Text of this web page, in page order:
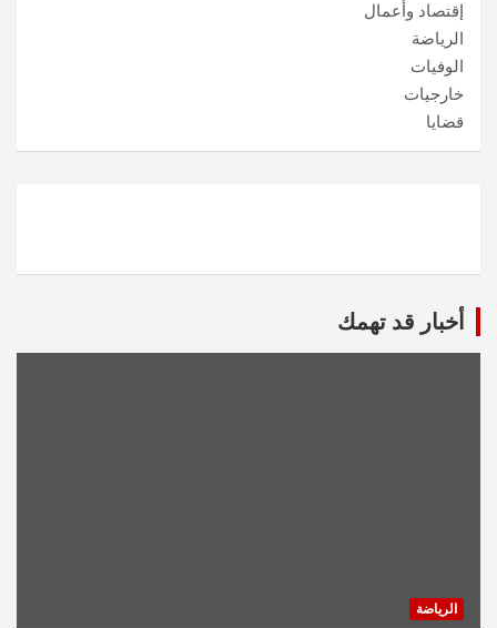
إقتصاد وأعمال
الرياضة
الوفيات
خارجيات
قضايا
أخبار قد تهمك
الرياضة